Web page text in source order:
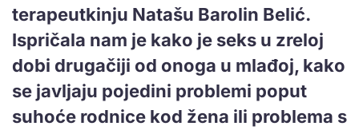
terapeutkinju Natašu Barolin Belić.
Ispričala nam je kako je seks u zreloj
dobi drugačiji od onoga u mlađoj, kako
se javljaju pojedini problemi poput
suhoće rodnice kod žena ili problema s